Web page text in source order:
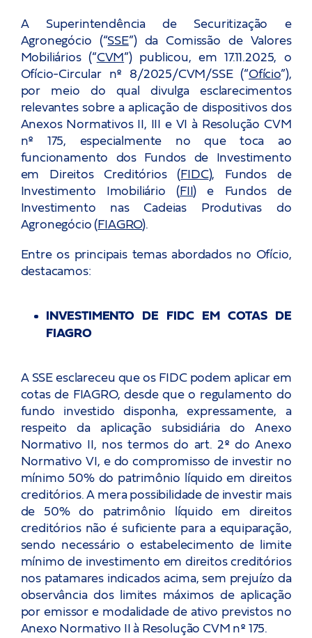
Carreira
Eventos
Let’s talk!
and keep in touch
A Superintendência de Securitização e
Agronegócio (“SSE”) da Comissão de Valores
Mobiliários (“CVM”) publicou, em 17.11.2025, o
Ofício-Circular nº 8/2025/CVM/SSE (“Ofício”),
por meio do qual divulga esclarecimentos
relevantes sobre a aplicação de dispositivos dos
Anexos Normativos II, III e VI à Resolução CVM
nº 175, especialmente no que toca ao
funcionamento dos Fundos de Investimento
em Direitos Creditórios (FIDC), Fundos de
Investimento Imobiliário (FII) e Fundos de
Investimento nas Cadeias Produtivas do
Agronegócio (FIAGRO).
Entre os principais temas abordados no Ofício,
destacamos:
INVESTIMENTO DE FIDC EM COTAS DE
FIAGRO
A SSE esclareceu que os FIDC podem aplicar em
cotas de FIAGRO, desde que o regulamento do
fundo investido disponha, expressamente, a
respeito da aplicação subsidiária do Anexo
Normativo II, nos termos do art. 2º do Anexo
Normativo VI, e do compromisso de investir no
mínimo 50% do patrimônio líquido em direitos
creditórios. A mera possibilidade de investir mais
de 50% do patrimônio líquido em direitos
creditórios não é suficiente para a equiparação,
sendo necessário o estabelecimento de limite
mínimo de investimento em direitos creditórios
nos patamares indicados acima, sem prejuízo da
observância dos limites máximos de aplicação
por emissor e modalidade de ativo previstos no
Anexo Normativo II à Resolução CVM nº 175.